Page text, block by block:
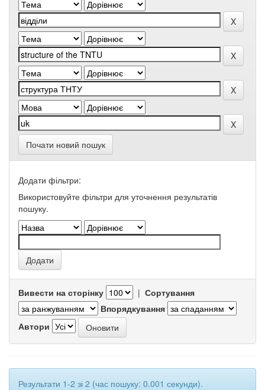
Почати новий пошук
Додати фільтри:
Використовуйте фільтри для уточнення результатів
пошуку.
Вивести на сторінку | Сортування
Впорядкування
Автори
Результати 1-2 зі 2 (час пошуку: 0.001 секунди).